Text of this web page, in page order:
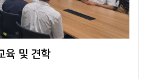
육 및 견학